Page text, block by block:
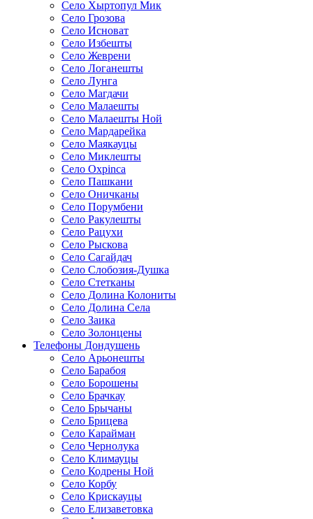
Село Хыртопул Мик
Село Грозова
Село Исноват
Село Избешты
Село Жеврени
Село Логанешты
Село Лунга
Село Магдачи
Село Малаешты
Село Малаешты Ной
Село Мардарейка
Село Маякауцы
Село Миклешты
Село Охрinca
Село Пашкани
Село Оничканы
Село Порумбени
Село Ракулешты
Село Рацухи
Село Рыскова
Село Сагайдач
Село Слобозия-Душка
Село Стетканы
Село Долина Колониты
Село Долина Села
Село Заика
Село Золонцены
Телефоны Дондушень
Село Арьонешты
Село Барабоя
Село Борошены
Село Брачкау
Село Брычаны
Село Брицева
Село Карайман
Село Чернолука
Село Климауцы
Село Кодрены Ной
Село Корбу
Село Крискауцы
Село Елизаветовка